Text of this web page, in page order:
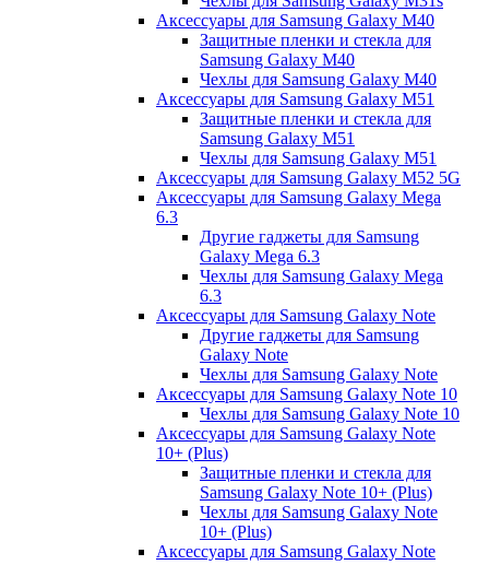
Аксессуары для Samsung Galaxy M40
Защитные пленки и стекла для
Samsung Galaxy M40
Чехлы для Samsung Galaxy M40
Аксессуары для Samsung Galaxy M51
Защитные пленки и стекла для
Samsung Galaxy M51
Чехлы для Samsung Galaxy M51
Аксессуары для Samsung Galaxy M52 5G
Аксессуары для Samsung Galaxy Mega
6.3
Другие гаджеты для Samsung
Galaxy Mega 6.3
Чехлы для Samsung Galaxy Mega
6.3
Аксессуары для Samsung Galaxy Note
Другие гаджеты для Samsung
Galaxy Note
Чехлы для Samsung Galaxy Note
Аксессуары для Samsung Galaxy Note 10
Чехлы для Samsung Galaxy Note 10
Аксессуары для Samsung Galaxy Note
10+ (Plus)
Защитные пленки и стекла для
Samsung Galaxy Note 10+ (Plus)
Чехлы для Samsung Galaxy Note
10+ (Plus)
Аксессуары для Samsung Galaxy Note